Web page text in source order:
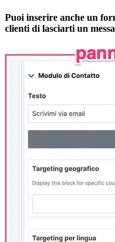
Puoi inserire anche un
clienti di lasciarti un